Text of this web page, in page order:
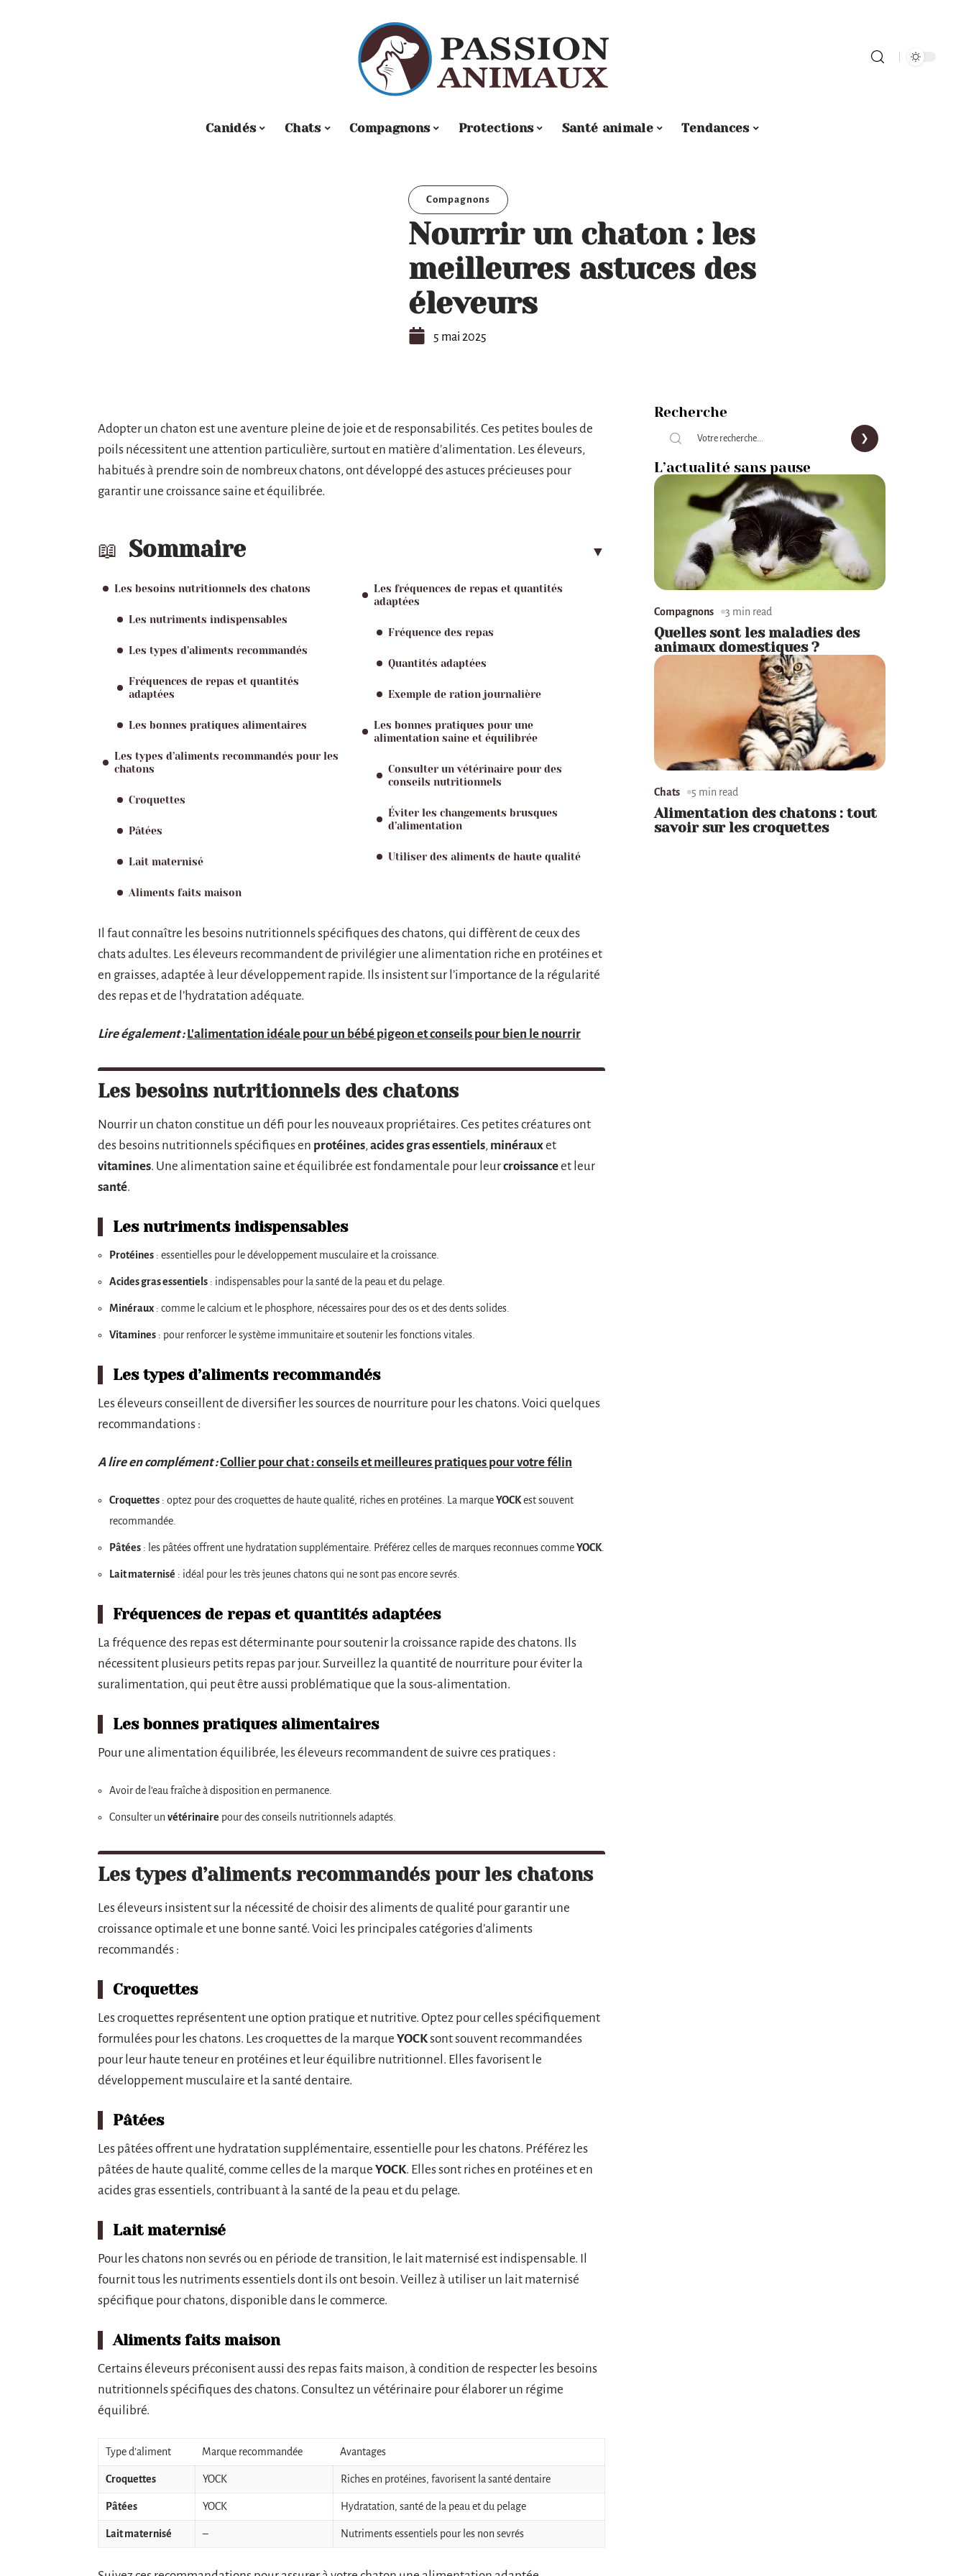
Canidés Chats Compagnons Protections Santé animale Tendances
Compagnons
Nourrir un chaton : les
meilleures astuces des
éleveurs
5 mai 2025
Adopter un chaton est une aventure pleine de joie et de responsabilités. Ces petites boules de
poils nécessitent une attention particulière, surtout en matière d’alimentation. Les éleveurs,
habitués à prendre soin de nombreux chatons, ont développé des astuces précieuses pour
garantir une croissance saine et équilibrée.
Sommaire
Les besoins nutritionnels des chatons
Les nutriments indispensables
Les types d’aliments recommandés
Fréquences de repas et quantités
adaptées
Les bonnes pratiques alimentaires
Les types d’aliments recommandés pour les
chatons
Croquettes
Pâtées
Lait maternisé
Aliments faits maison
Les fréquences de repas et quantités
adaptées
Fréquence des repas
Quantités adaptées
Exemple de ration journalière
Les bonnes pratiques pour une
alimentation saine et équilibrée
Consulter un vétérinaire pour des
conseils nutritionnels
Éviter les changements brusques
d’alimentation
Utiliser des aliments de haute qualité
Il faut connaître les besoins nutritionnels spécifiques des chatons, qui diffèrent de ceux des
chats adultes. Les éleveurs recommandent de privilégier une alimentation riche en protéines et
en graisses, adaptée à leur développement rapide. Ils insistent sur l’importance de la régularité
des repas et de l’hydratation adéquate.
Lire également : L'alimentation idéale pour un bébé pigeon et conseils pour bien le nourrir
Les besoins nutritionnels des chatons
Nourrir un chaton constitue un défi pour les nouveaux propriétaires. Ces petites créatures ont
des besoins nutritionnels spécifiques en protéines,acides gras essentiels, minérauxet
vitamines. Une alimentation saine et équilibrée est fondamentale pour leurcroissanceet leur
santé.
Les nutriments indispensables
Protéines : essentielles pour le développement musculaire et la croissance.
Acides gras essentiels : indispensables pour la santé de la peau et du pelage.
Minéraux : comme le calcium et le phosphore, nécessaires pour des os et des dents solides.
Vitamines : pour renforcer le système immunitaire et soutenir les fonctions vitales.
Les types d’aliments recommandés
Les éleveurs conseillent de diversifier les sources de nourriture pour les chatons. Voici quelques
recommandations :
A lire en complément :Collier pour chat : conseils et meilleures pratiques pour votre félin
Croquettes : optez pour des croquettes de haute qualité, riches en protéines. La marqueYOCKest souvent
recommandée.
Pâtées : les pâtées offrent une hydratation supplémentaire. Préférez celles de marques reconnues commeYOCK
Lait maternisé : idéal pour les très jeunes chatons qui ne sont pas encore sevrés.
Fréquences de repas et quantités adaptées
La fréquence des repas est déterminante pour soutenir la croissance rapide des chatons. Ils
nécessitent plusieurs petits repas par jour. Surveillez la quantité de nourriture pour éviter la
suralimentation, qui peut être aussi problématique que la sous-alimentation.
Les bonnes pratiques alimentaires
Pour une alimentation équilibrée, les éleveurs recommandent de suivre ces pratiques :
Avoir de l’eau fraîche à disposition en permanence.
Consulter un vétérinaire pour des conseils nutritionnels adaptés.
Les types d’aliments recommandés pour les chatons
Les éleveurs insistent sur la nécessité de choisir des aliments de qualité pour garantir une
croissance optimale et une bonne santé. Voici les principales catégories d’aliments
recommandés :
Croquettes
Les croquettes représentent une option pratique et nutritive. Optez pour celles spécifiquement
formulées pour les chatons. Les croquettes de la marque YOCKsont souvent recommandées
pour leur haute teneur en protéines et leur équilibre nutritionnel. Elles favorisent le
développement musculaire et la santé dentaire.
Pâtées
Les pâtées offrent une hydratation supplémentaire, essentielle pour les chatons. Préférez les
pâtées de haute qualité, comme celles de la marque YOCK. Elles sont riches en protéines et en
acides gras essentiels, contribuant à la santé de la peau et du pelage.
Lait maternisé
Pour les chatons non sevrés ou en période de transition, le lait maternisé est indispensable. Il
fournit tous les nutriments essentiels dont ils ont besoin. Veillez à utiliser un lait maternisé
spécifique pour chatons, disponible dans le commerce.
Aliments faits maison
Certains éleveurs préconisent aussi des repas faits maison, à condition de respecter les besoins
nutritionnels spécifiques des chatons. Consultez un vétérinaire pour élaborer un régime
équilibré.
Type d’aliment Marque recommandée Avantages
Croquettes YOCK Riches en protéines, favorisent la santé dentaire
Pâtées YOCK Hydratation, santé de la peau et du pelage
Lait maternisé – Nutriments essentiels pour les non sevrés
Recherche
L’actualité sans pause
Compagnons 3 min read
Quelles sont les maladies des
animaux domestiques ?
Chats 5 min read
Alimentation des chatons : tout
savoir sur les croquettes